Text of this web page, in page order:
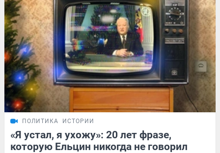
ПОЛИТИКА ИСТОРИИ
«Я устал, я ухожу»: 20 лет фразе,
которую Ельцин никогда не говорил